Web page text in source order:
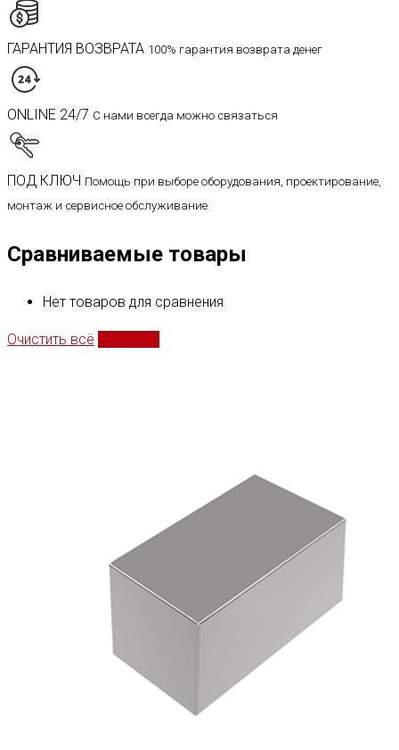
ГАРАНТИЯ ВОЗВРАТА 100% гарантия возврата денег
ONLINE 24/7 С нами всегда можно связаться
ПОД КЛЮЧ Помощь при выборе оборудования, проектирование,
монтаж и сервисное обслуживание
Сравниваемые товары
Нет товаров для сравнения
Очистить всё